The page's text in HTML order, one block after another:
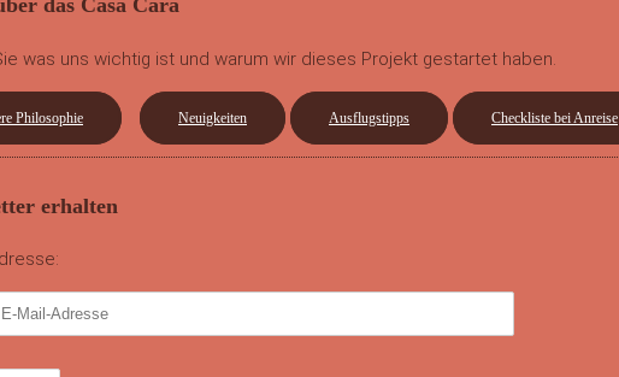
was uns wichtig ist und warum wir dieses Projekt gestartet haben.
Philosophie Neuigkeiten Ausflugstipps Checkliste bei Anreise
erhalten